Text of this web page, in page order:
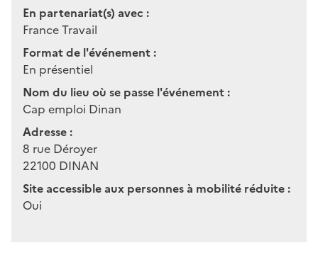
En partenariat(s) avec :
France Travail
Format de l'événement :
En présentiel
Nom du lieu où se passe l'événement :
Cap emploi Dinan
Adresse :
8 rue Déroyer
22100 DINAN
Site accessible aux personnes à mobilité réduite :
Oui